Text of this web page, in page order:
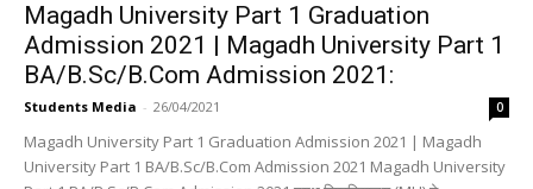
Magadh University Part 1 Graduation
Admission 2021 | Magadh University Part 1
BA/B.Sc/B.Com Admission 2021:
Students Media - 26/04/2021 0
Magadh University Part 1 Graduation Admission 2021 | Magadh
University Part 1 BA/B.Sc/B.Com Admission 2021 Magadh University